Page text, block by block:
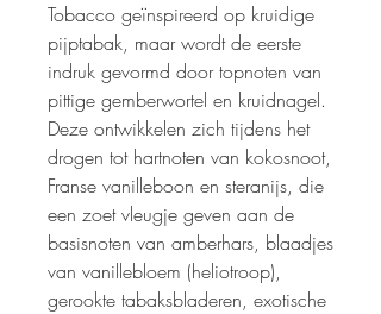
Tobacco geïnspireerd op kruidige
pijptabak, maar wordt de eerste
indruk gevormd door topnoten van
pittige gemberwortel en kruidnagel.
Deze ontwikkelen zich tijdens het
drogen tot hartnoten van kokosnoot,
Franse vanilleboon en steranijs, die
een zoet vleugje geven aan de
basisnoten van amberhars, blaadjes
van vanillebloem (heliotroop),
gerookte tabaksbladeren, exotische